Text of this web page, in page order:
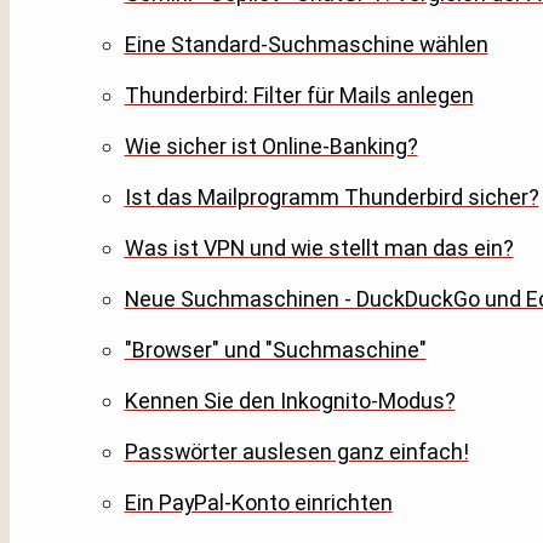
Eine Standard-Suchmaschine wählen
Thunderbird: Filter für Mails anlegen
Wie sicher ist Online-Banking?
Ist das Mailprogramm Thunderbird sicher?
Was ist VPN und wie stellt man das ein?
Neue Suchmaschinen - DuckDuckGo und
"Browser" und "Suchmaschine"
Kennen Sie den Inkognito-Modus?
Passwörter auslesen ganz einfach!
Ein PayPal-Konto einrichten